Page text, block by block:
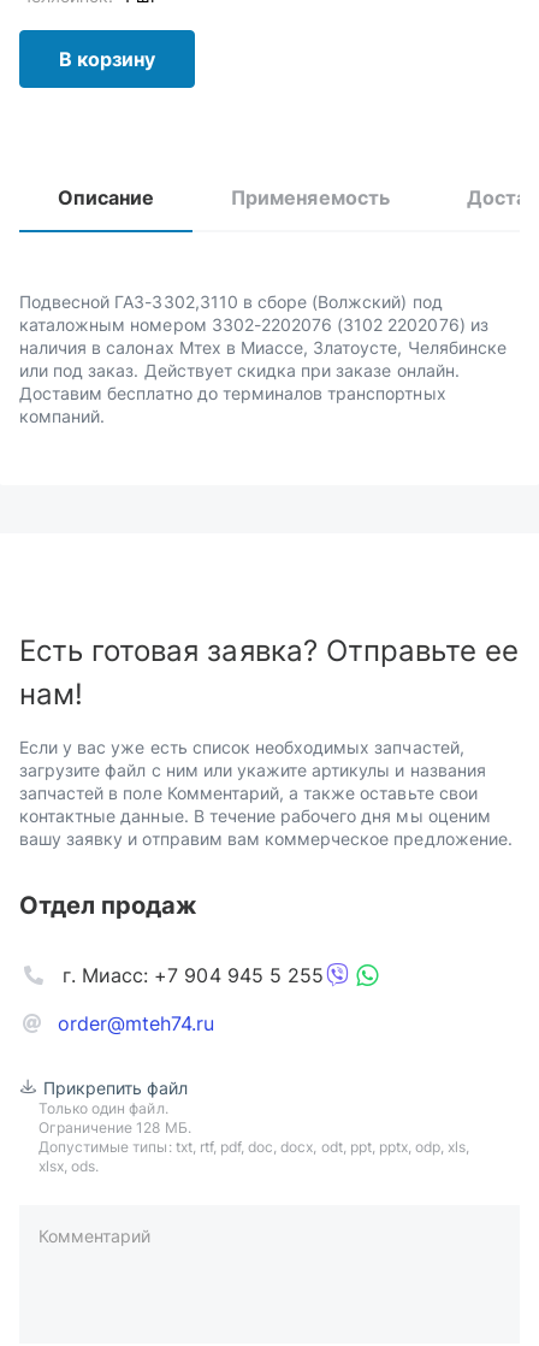
В корзину
Описание Применяемость
Подвесной ГАЗ-3302,3110 в сборе (Волжский) под
каталожным номером 3302-2202076 (3102 2202076) из
наличия в салонах Мтех в Миассе, Златоусте, Челябинске
или под заказ. Действует скидка при заказе онлайн.
Доставим бесплатно до терминалов транспортных
компаний.
Есть готовая заявка? Отправьте ее
нам!
Если у вас уже есть список необходимых запчастей,
загрузите файл с ним или укажите артикулы и названия
запчастей в поле Комментарий, а также оставьте свои
контактные данные. В течение рабочего дня мы оценим
вашу заявку и отправим вам коммерческое предложение.
Отдел продаж
order@mteh74.ru
г. Миасс: +7 904 945 5 255
Прикрепить файл
Только один файл.
Ограничение 128 МБ.
Допустимые типы: txt, rtf, pdf, doc, docx, odt, ppt, pptx, odp, xls,
xlsx, ods.
Комментарий
пример: 89511234567 или +79511324567